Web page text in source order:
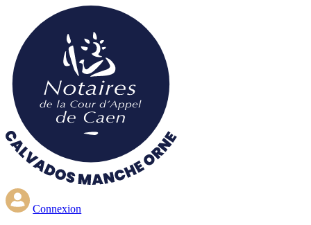
contenu
principal
Connexion